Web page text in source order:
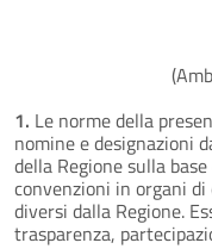
1. Le norme della
nomine e designazioni
della Regione sulla
convenzioni in organi
diversi dalla Regione.
trasparenza,